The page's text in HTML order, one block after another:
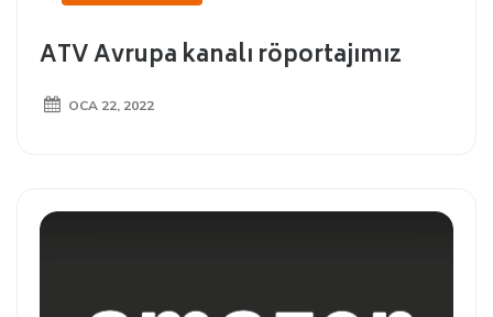
ATV Avrupa kanalı röportajımız
OCA 22, 2022